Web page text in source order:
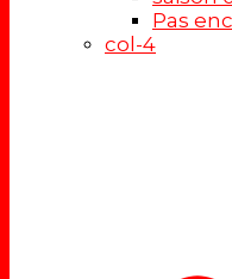
Pas
col-4